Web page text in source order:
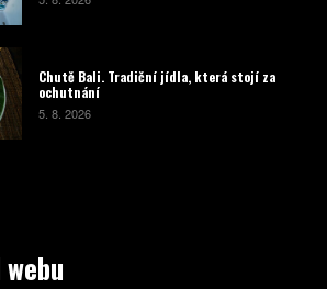
Chutě Bali. Tradiční jídla, která stojí za
ochutnání
5. 8. 2026